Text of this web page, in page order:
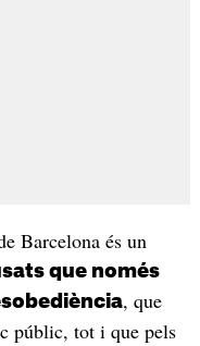
Barcelona és un
que només
, que
públic, tot i que pels